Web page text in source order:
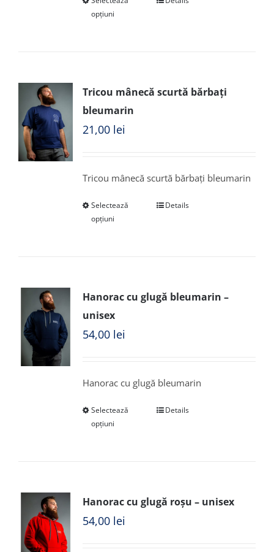
opțiuni
Tricou mânecă scurtă bărbați
bleumarin
21,00 lei
Tricou mânecă scurtă bărbați bleumarin
Selectează
opțiuni
Details
Hanorac cu glugă bleumarin –
unisex
54,00 lei
Hanorac cu glugă bleumarin
Selectează
opțiuni
Details
Hanorac cu glugă roșu – unisex
54,00 lei